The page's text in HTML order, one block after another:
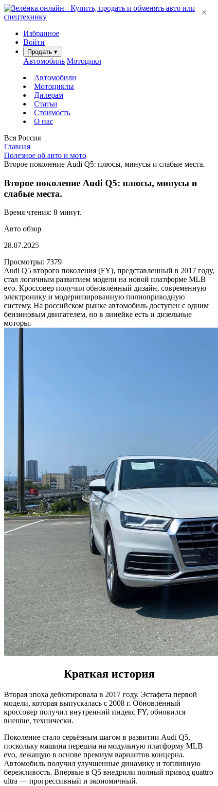
Избранное
Войти
Продать ▾
Автомобиль Мотоцикл
Автомобили
Мотоциклы
Дилерам
Статьи
Стоимость
О нас
Вся Россия
Главная
Полезное об авто и мото
Второе поколение Audi Q5: плюсы, минусы и слабые места.
Второе поколение Audi Q5: плюсы, минусы и
слабые места.
Время чтения: 8 минут.
Авто обзор
28.07.2025
Просмотры: 7379
Audi Q5 второго поколения (FY), представленный в 2017 году,
стал логичным развитием модели на новой платформе MLB
evo. Кроссовер получил обновлённый дизайн, современную
электронику и модернизированную полноприводную
систему. На российском рынке автомобиль доступен с одним
бензиновым двигателем, но в линейке есть и дизельные
моторы.
Краткая история
Вторая эпоха дебютировала в 2017 году. Эстафета первой
модели, которая выпускалась с 2008 г. Обновлённый
кроссовер получил внутренний индекс FY, обновился
внешне, технически.
Поколение стало серьёзным шагом в развитии Audi Q5,
поскольку машина перешла на модульную платформу MLB
evo, лежащую в основе премиум вариантов концерна.
Автомобиль получил улучшенные динамику и топливную
бережливость. Впервые в Q5 внедрили полный привод quattro
ultra — прогрессивный и экономичный.
×